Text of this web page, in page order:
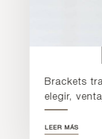
Brackets
elegir,
LEER MÁS